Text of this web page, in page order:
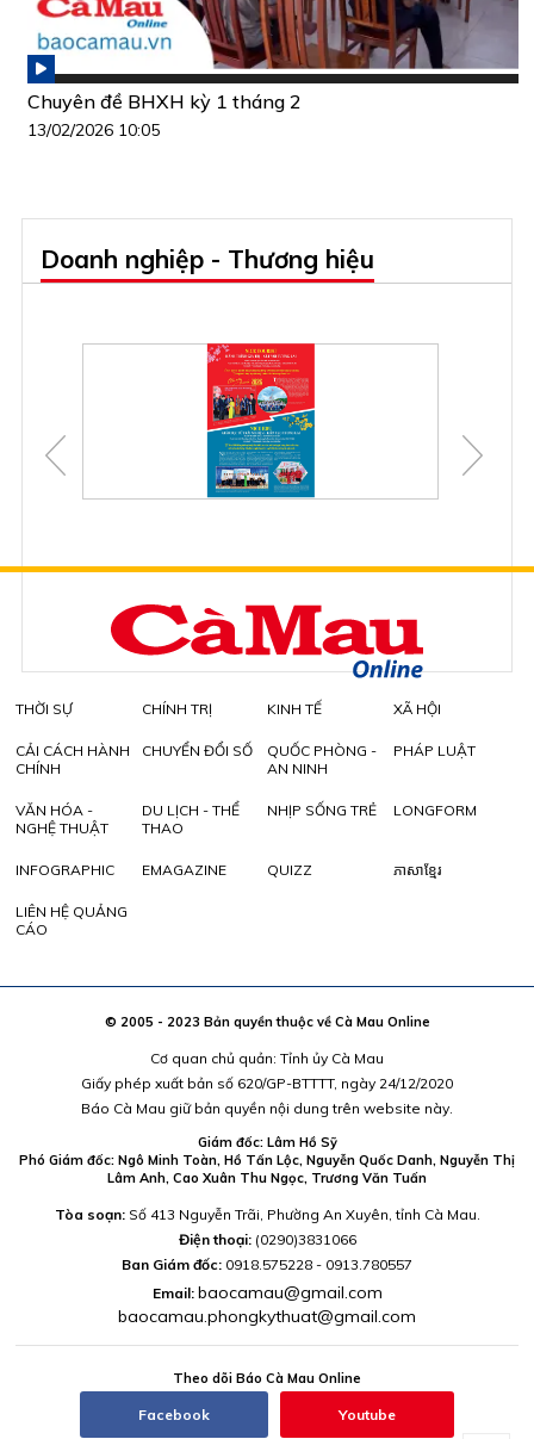
Chuyên đề BHXH kỳ 1 tháng 2
13/02/2026 10:05
Doanh nghiệp - Thương hiệu
THỜI SỰ CHÍNH TRỊ KINH TẾ XÃ HỘI
CẢI CÁCH HÀNH
CHÍNH
CHUYỂN ĐỔI SỐ
QUỐC PHÒNG -
AN NINH
PHÁP LUẬT
VĂN HÓA -
NGHỆ THUẬT
DU LỊCH - THỂ
THAO
NHỊP SỐNG TRẺ LONGFORM
INFOGRAPHIC EMAGAZINE QUIZZ ភាសាខ្មែរ
LIÊN HỆ QUẢNG
CÁO
© 2005 - 2023 Bản quyền thuộc về Cà Mau Online
Cơ quan chủ quản: Tỉnh ủy Cà Mau
Giấy phép xuất bản số 620/GP-BTTTT, ngày 24/12/2020
Báo Cà Mau giữ bản quyền nội dung trên website này.
Giám đốc: Lâm Hồ Sỹ
Phó Giám đốc: Ngô Minh Toàn, Hồ Tấn Lộc, Nguyễn Quốc Danh, Nguyễn Thị
Lâm Anh, Cao Xuân Thu Ngọc, Trương Văn Tuấn
Tòa soạn:Số 413 Nguyễn Trãi, Phường An Xuyên, tỉnh Cà Mau.
Điện thoại: (0290)3831066
Ban Giám đốc: 0918.575228 - 0913.780557
Email: baocamau@gmail.com
baocamau.phongkythuat@gmail.com
Theo dõi Báo Cà Mau Online
Facebook Youtube